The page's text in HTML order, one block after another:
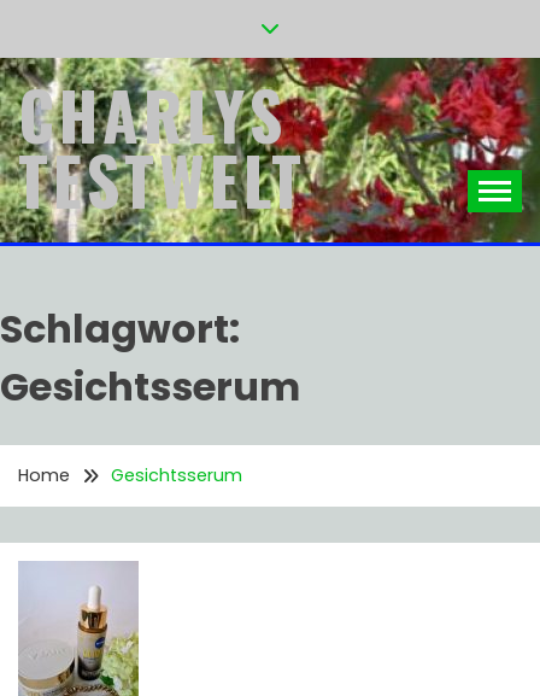
content
CHARLYS
TESTWELT
Schlagwort:
Gesichtsserum
Home Gesichtsserum